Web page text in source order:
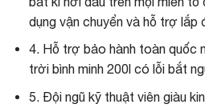
dụng vận chuyển và hỗ trợ lắp
4. Hỗ trợ bảo hành toàn quốc
trời bình minh 200l có lỗi bắt
5. Đội ngũ kỹ thuật viên giàu